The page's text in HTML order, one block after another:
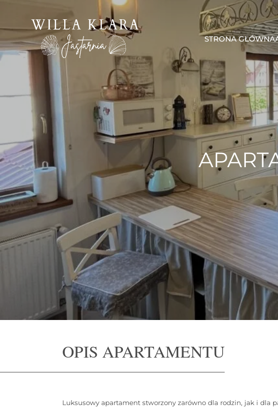
STRONA GŁÓWNA
OPIS APARTAMENTU
Luksusowy apartament stworzony zarówno dla rodzin, jak i dla